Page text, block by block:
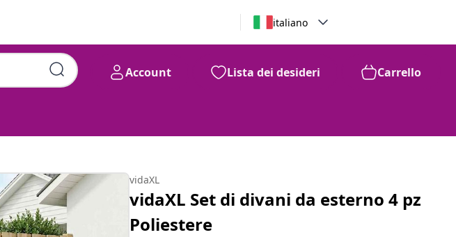
italiano
Account Lista dei desideri Carrello
vidaXL
vidaXL Set di divani da esterno 4 pz
Poliestere